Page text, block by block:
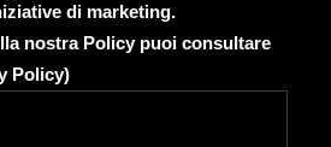
di marketing.
nostra Policy puoi consultare
Policy)